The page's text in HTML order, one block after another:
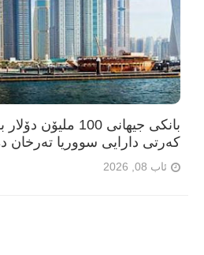
بانکی جیهانی 100
کەرتی دارایی سووریا تەرخان
ئاب 08, 2026